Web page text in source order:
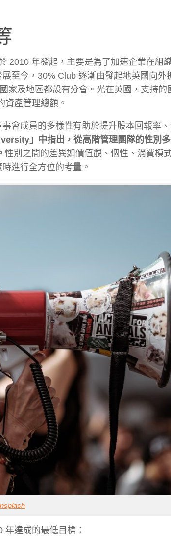
2010 年發起，主要是為了加速企業在組
至今，30% Club 逐漸由發起地英國向外
家及地區都設有分會。光在英國，支持的
資產管理總額。
會成員的多樣性有助於提升股本回報率
」中指出，從高階管理團隊的性別
性別之間的差異如價值觀、個性、消費
進行全方位的考量。
達成的最低目標：